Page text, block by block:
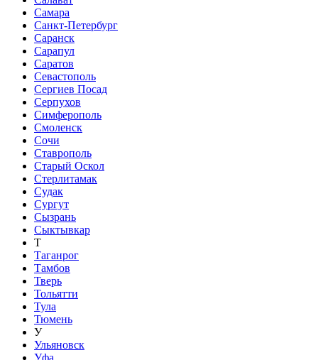
Самара
Санкт-Петербург
Саранск
Сарапул
Саратов
Севастополь
Сергиев Посад
Серпухов
Симферополь
Смоленск
Сочи
Ставрополь
Старый Оскол
Стерлитамак
Судак
Сургут
Сызрань
Сыктывкар
Т
Таганрог
Тамбов
Тверь
Тольятти
Тула
Тюмень
У
Ульяновск
Уфа